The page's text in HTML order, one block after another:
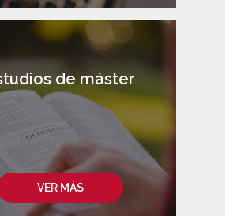
VER MÁS
de máster